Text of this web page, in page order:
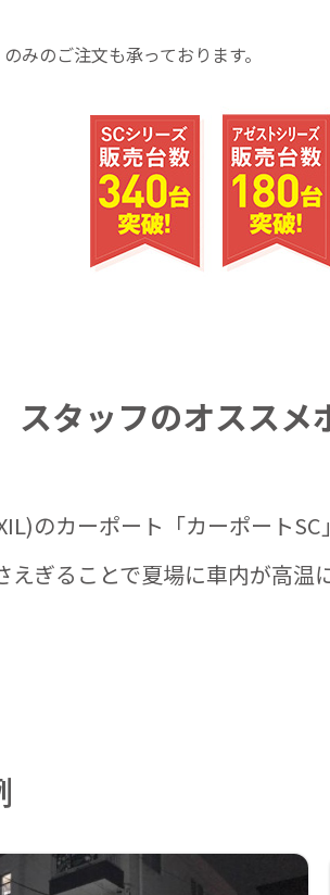
みのご注文も承っております。
スタッフのオススメ
のカーポート「カーポート
えぎることで夏場に車内が高温